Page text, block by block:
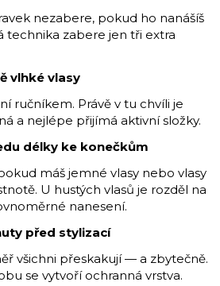
nezabere, pokud ho nanášíš
technika zabere jen tři extra
vlhké vlasy
ručníkem. Právě v tu chvíli je
a nejlépe přijímá aktivní složky.
délky ke konečkům
máš jemné vlasy nebo vlasy
U hustých vlasů je rozděl na
nanesení.
před stylizací
všichni přeskakují — a zbytečně.
se vytvoří ochranná vrstva.